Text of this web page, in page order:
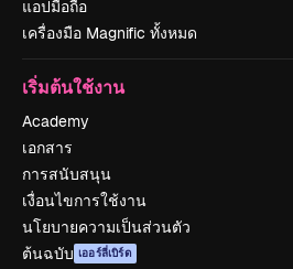
แอปมือถือ
เครื่องมือ Magnific ทั้งหมด
เริ่มต้นใช้งาน
Academy
เอกสาร
การสนับสนุน
เงื่อนไขการใช้งาน
นโยบายความเป็นส่วนตัว
ต้นฉบับ เออร์ลี่เบิร์ด